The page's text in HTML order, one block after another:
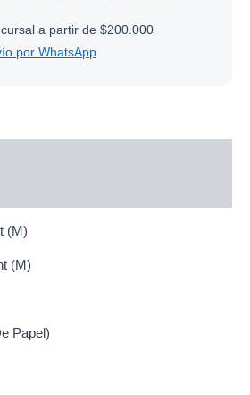
a partir de $200.000
por WhatsApp
(M)
(M)
Papel)